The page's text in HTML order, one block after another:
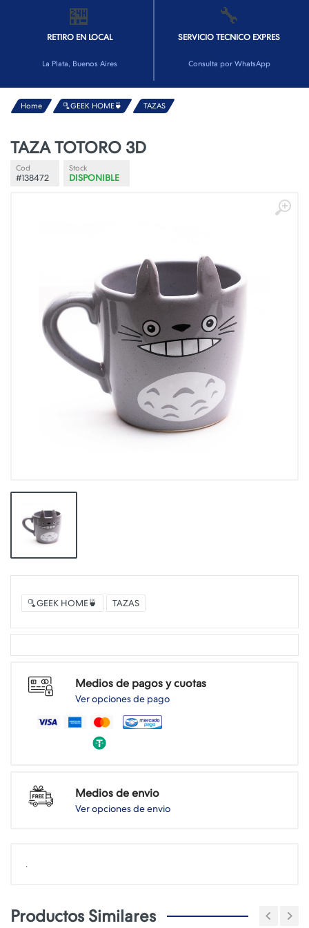
🏪
RETIRO EN LOCAL
La Plata, Buenos Aires
🔧
SERVICIO TECNICO EXPRES
Consulta por WhatsApp
Home 🫗GEEK HOME🍵 TAZAS
TAZA TOTORO 3D
Cod
#138472
Stock
DISPONIBLE
🫗GEEK HOME🍵 TAZAS
Medios de pagos y cuotas
Ver opciones de pago
Medios de envio
Ver opciones de envio
.
Productos Similares